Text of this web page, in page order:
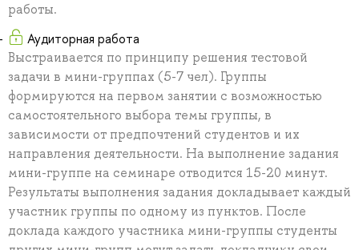
работы.
Аудиторная работа
Выстраивается по принципу решения тестовой
задачи в мини-группах (5-7 чел). Группы
формируются на первом занятии с возможностью
самостоятельного выбора темы группы, в
зависимости от предпочтений студентов и их
направления деятельности. На выполнение задания
мини-группе на семинаре отводится 15-20 минут.
Результаты выполнения задания докладывает каждый
участник группы по одному из пунктов. После
доклада каждого участника мини-группы студенты